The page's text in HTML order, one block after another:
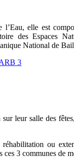
elle est
des Espaces
National de
leur salle des
réhabilitation ou
ces 3 communes de